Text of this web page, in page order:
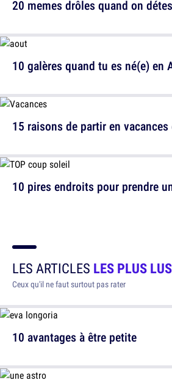
20 memes drôles quand on
15 raisons de partir en
10 galères quand tu es né(e) en
10 pires endroits pour prendre
LES ARTICLES LES PLUS LUS
Ceux qu'il ne faut surtout pas rater
10 avantages à être petite